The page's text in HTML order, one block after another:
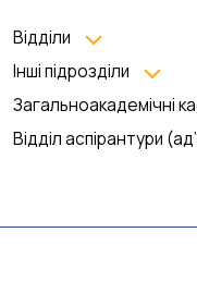
Відділи
Інші підрозділи
Загальноакадемічні
Відділ аспірантури